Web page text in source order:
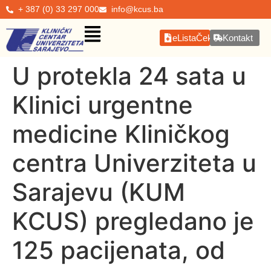
+ 387 (0) 33 297 000 info@kcus.ba
eListaČekanjaKontakt
U protekla 24 sata u
Klinici urgentne
medicine Kliničkog
centra Univerziteta u
Sarajevu (KUM
KCUS) pregledano je
125 pacijenata, od